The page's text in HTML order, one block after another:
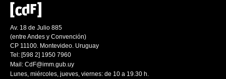
Av. 18 de Julio 885
(entre Andes y Convención)
CP 11100. Montevideo. Uruguay
Tel: [598 2] 1950 7960
Mail: CdF@imm.gub.uy
Lunes, miércoles, jueves, viernes: de 10 a 19.30 h.